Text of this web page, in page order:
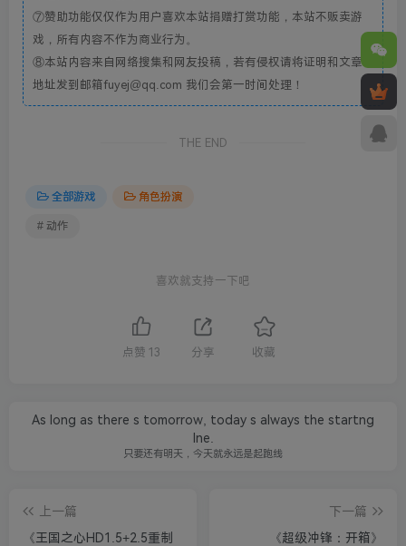
⑦赞助功能仅仅作为用户喜欢本站捐赠打赏功能，本站不贩卖游
戏，所有内容不作为商业行为。
⑧本站内容来自网络搜集和网友投稿，若有侵权请将证明和文章
地址发到邮箱fuyej@qq.com 我们会第一时间处理！
THE END
全部游戏 角色扮演
# 动作
喜欢就支持一下吧
点赞 13 分享 收藏
As long as there s tomorrow, today s always the startng
lne.
只要还有明天，今天就永远是起跑线
上一篇
《王国之心HD1.5+2.5重制
下一篇
《超级冲锋：开箱》